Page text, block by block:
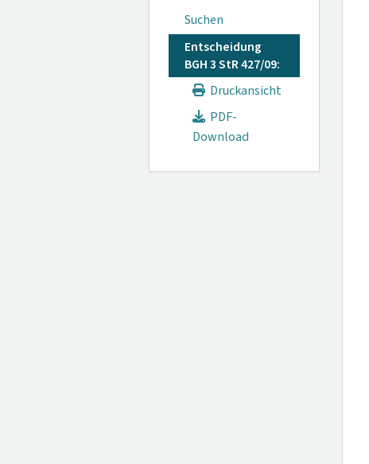
Suchen
Entscheidung
BGH 3 StR 427/09:
Druckansicht
PDF-
Download